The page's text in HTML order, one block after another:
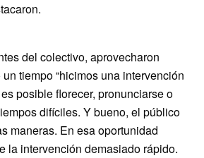
del colectivo, aprovecharon
tiempo “hicimos una intervención
posible florecer, pronunciarse o
difíciles. Y bueno, el público
maneras. En esa oportunidad
la intervención demasiado rápido.